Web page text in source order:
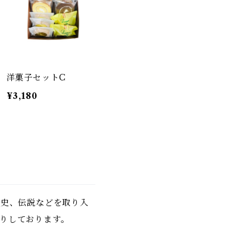
洋菓子セットC
¥3,180
、伝説などを取り入
しております。